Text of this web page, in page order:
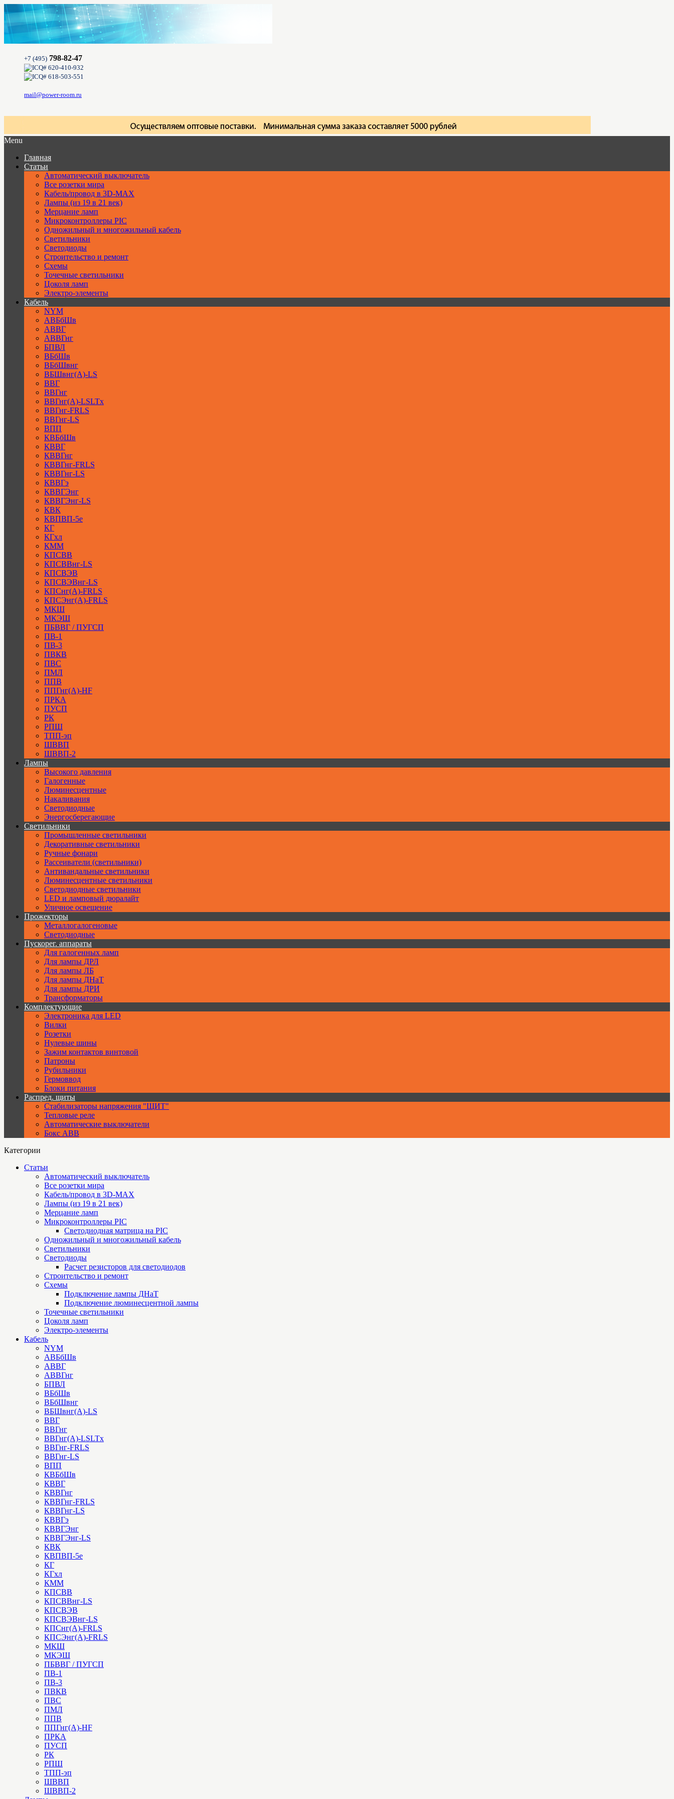
+7 (495) 798-82-47
620-410-932
618-503-551
mail@power-room.ru
Menu
Главная
Статьи
Автоматический выключатель
Все розетки мира
Кабель/провод в 3D-MAX
Лампы (из 19 в 21 век)
Мерцание ламп
Микроконтроллеры PIC
Одножильный и многожильный кабель
Светильники
Светодиоды
Строительство и ремонт
Схемы
Точечные светильники
Цоколя ламп
Электро-элементы
Кабель
NYM
АВБбШв
АВВГ
АВВГнг
БПВЛ
ВБбШв
ВБбШвнг
ВБШвнг(А)-LS
ВВГ
ВВГнг
ВВГнг(А)-LSLTx
ВВГнг-FRLS
ВВГнг-LS
ВПП
КВБбШв
КВВГ
КВВГнг
КВВГнг-FRLS
КВВГнг-LS
КВВГэ
КВВГЭнг
КВВГЭнг-LS
КВК
КВПВП-5е
КГ
КГхл
КММ
КПСВВ
КПСВВнг-LS
КПСВЭВ
КПСВЭВнг-LS
КПСнг(А)-FRLS
КПСЭнг(А)-FRLS
МКШ
МКЭШ
ПБВВГ / ПУГСП
ПВ-1
ПВ-3
ПВКВ
ПВС
ПМЛ
ППВ
ППГнг(А)-HF
ПРКА
ПУСП
РК
РПШ
ТПП-эп
ШВВП
ШВВП-2
Лампы
Высокого давления
Галогенные
Люминесцентные
Накаливания
Светодиодные
Энергосберегающие
Светильники
Промышленные светильники
Декоративные светильники
Ручные фонари
Рассеиватели (светильники)
Антивандальные светильники
Люминесцентные светильники
Cветодиодные светильники
LED и ламповый дюралайт
Уличное освещение
Прожекторы
Металлогалогеновые
Светодиодные
Пускорег. аппараты
Для галогенных ламп
Для лампы ДРЛ
Для лампы ЛБ
Для лампы ДНаТ
Для лампы ДРИ
Трансформаторы
Комплектующие
Электроника для LED
Вилки
Розетки
Нулевые шины
Зажим контактов винтовой
Патроны
Рубильники
Гермоввод
Блоки питания
Распред. щиты
Стабилизаторы напряжения "ЩИТ"
Тепловые реле
Автоматические выключатели
Бокс ABB
Категории
Статьи
Автоматический выключатель
Все розетки мира
Кабель/провод в 3D-MAX
Лампы (из 19 в 21 век)
Мерцание ламп
Микроконтроллеры PIC
Cветодиодная матрица на PIC
Одножильный и многожильный кабель
Светильники
Светодиоды
Расчет резисторов для светодиодов
Строительство и ремонт
Схемы
Подключение лампы ДНаТ
Подключение люминесцентной лампы
Точечные светильники
Цоколя ламп
Электро-элементы
Кабель
NYM
АВБбШв
АВВГ
АВВГнг
БПВЛ
ВБбШв
ВБбШвнг
ВБШвнг(А)-LS
ВВГ
ВВГнг
ВВГнг(А)-LSLTx
ВВГнг-FRLS
ВВГнг-LS
ВПП
КВБбШв
КВВГ
КВВГнг
КВВГнг-FRLS
КВВГнг-LS
КВВГэ
КВВГЭнг
КВВГЭнг-LS
КВК
КВПВП-5е
КГ
КГхл
КММ
КПСВВ
КПСВВнг-LS
КПСВЭВ
КПСВЭВнг-LS
КПСнг(А)-FRLS
КПСЭнг(А)-FRLS
МКШ
МКЭШ
ПБВВГ / ПУГСП
ПВ-1
ПВ-3
ПВКВ
ПВС
ПМЛ
ППВ
ППГнг(А)-HF
ПРКА
ПУСП
РК
РПШ
ТПП-эп
ШВВП
ШВВП-2